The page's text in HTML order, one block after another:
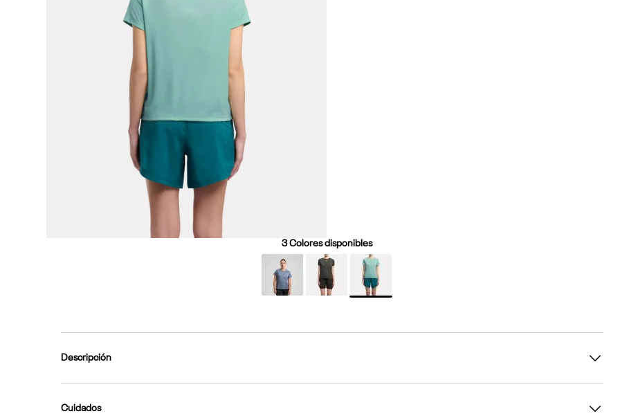
3Colores disponibles
Descripción
Cuidados